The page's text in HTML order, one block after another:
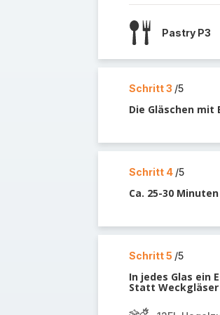
Pastry P3
Schritt 3 /5
Die Gläschen
Schritt 4 /5
Ca. 25-30
Schritt 5 /5
In jedes Glas ein
Statt